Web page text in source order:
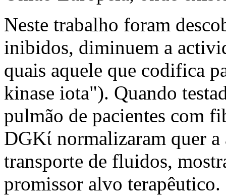
Neste trabalho foram
inibidos, diminuem a
quais aquele que codifica
kinase iota"). Quando
pulmão de pacientes com
DGKί normalizaram quer
transporte de fluidos,
promissor alvo terapêutico.